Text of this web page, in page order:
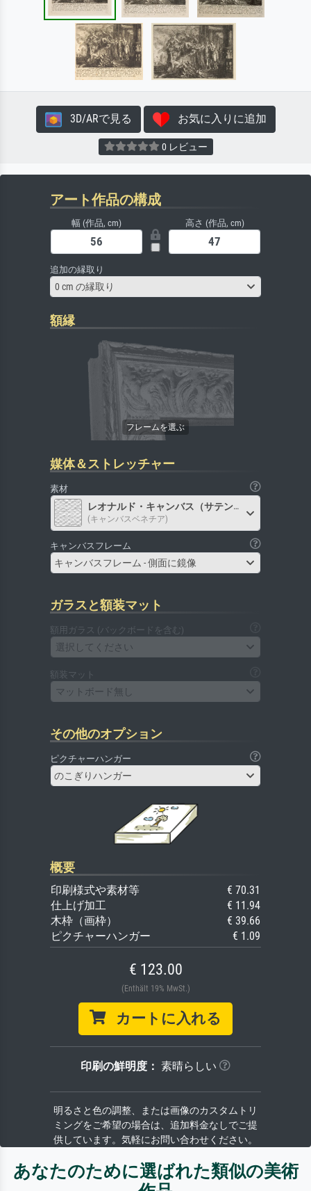
3D/ARで見る お気に入りに追加
0 レビュー
アート作品の構成
幅 (作品, cm) 高さ (作品, cm)
追加の縁取り
0 cm の縁取り
額縁
媒体＆ストレッチャー
素材
レオナルド・キャンバス（サテン）
(キャンバスベネチア)
キャンバスフレーム
キャンバスフレーム - 側面に鏡像
ガラスと額装マット
額用ガラス (バックボードを含む)
選択してください
額装マット
マットボード無し
その他のオプション
ピクチャーハンガー
のこぎりハンガー
概要
印刷様式や素材等
€ 70.31
仕上げ加工
€ 11.94
木枠（画枠）
€ 39.66
ピクチャーハンガー
€ 1.09
€ 123.00
(Enthält 19% MwSt.)
カートに入れる
印刷の鮮明度： 素晴らしい
明るさと色の調整、または画像のカスタムトリ
ミングをご希望の場合は、追加料金なしでご提
供しています。気軽にお問い合わせください。
あなたのために選ばれた類似の美術